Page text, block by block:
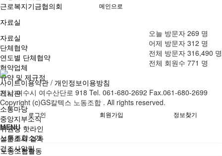
근로복지기금협의회
자료실
자료실
단체협약
연도별 단체협약
협약업체
규약 및 제규정
게시판
소통마당
중앙지부소식
위원장 핫라인
설문조사 결과
경조사알림
메인으로
오늘 방문자 269 명
어제 방문자 312 명
전체 방문자 316,490 명
전체 회원수 771 명
사이트이용약관 / 개인정보이용방침
전남 여수시 여수산단로 918 Tel. 061-680-2692 Fax.061-680-2699
Copyright (c)GS칼텍스 노동조합 . All rights reserved.
로그인 회원가입 정보찾기
MENU
노동조합소개
노동조합활동